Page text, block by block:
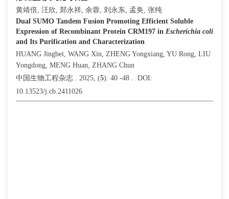
黄靖倍, 汪欣, 郑永祥, 余蓉, 刘永东, 孟奂, 张纯
Dual SUMO Tandem Fusion Promoting Efficient Soluble
Expression of Recombinant Protein CRM197 in Escherichia coli
and Its Purification and Characterization
HUANG Jingbei, WANG Xin, ZHENG Yongxiang, YU Rong, LIU
Yongdong, MENG Huan, ZHANG Chun
中国生物工程杂志 . 2025, (5): 40 -48 . DOI:
10.13523/j.cb.2411026